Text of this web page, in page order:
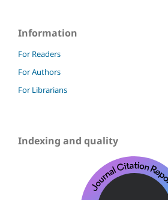
Information
For Readers
For Authors
For Librarians
Indexing and quality